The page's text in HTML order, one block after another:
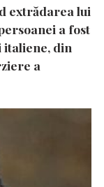
extrădarea lui
a fost
italiene, din
a